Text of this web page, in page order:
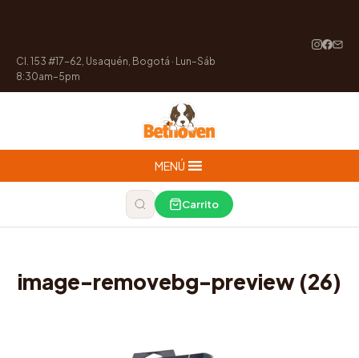
Cl. 153 #17-62, Usaquén, Bogotá · Lun–Sáb
8:30am–5pm
MENÚ
Carrito
image-removebg-preview (26)